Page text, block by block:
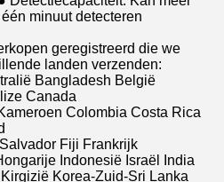
minuut detecteren
geregistreerd die we
landen verzenden:
Bangladesh België
Canada
Colombia Costa Rica
Fiji Frankrijk
Indonesië Israël India
Korea-Zuid-Sri Lanka